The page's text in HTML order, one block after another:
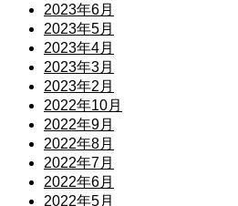
2023年6月
2023年5月
2023年4月
2023年3月
2023年2月
2022年10月
2022年9月
2022年8月
2022年7月
2022年6月
2022年5月